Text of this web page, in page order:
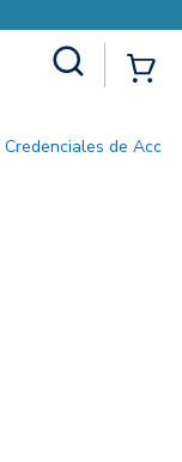
Credenciales de